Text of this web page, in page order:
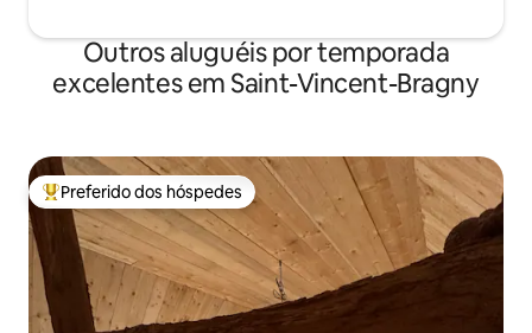
Outros aluguéis por temporada
excelentes em Saint-Vincent-Bragny
Entre os melhores preferidos dos hóspedes
Preferido dos hóspedes